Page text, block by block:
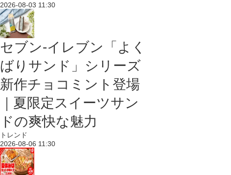
2026-08-03 11:30
セブン‐イレブン「よく
ばりサンド」シリーズ
新作チョコミント登場
｜夏限定スイーツサン
ドの爽快な魅力
トレンド
2026-08-06 11:30